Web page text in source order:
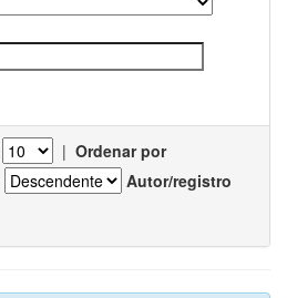
| Ordenar por
Autor/registro